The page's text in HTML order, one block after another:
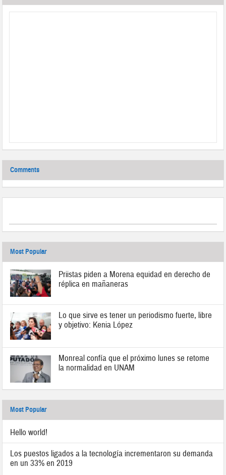
Comments
Most Popular
Priistas piden a Morena equidad en derecho de
réplica en mañaneras
Lo que sirve es tener un periodismo fuerte, libre
y objetivo: Kenia López
Monreal confía que el próximo lunes se retome
la normalidad en UNAM
Most Popular
Hello world!
Los puestos ligados a la tecnología incrementaron su demanda
en un 33% en 2019